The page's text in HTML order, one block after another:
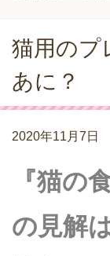
猫用のプ
あに？
2020年11月7日
『猫の
の見解